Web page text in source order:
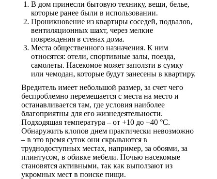
В дом принесли бытовую технику, вещи, белье,
которые ранее были в использовании.
Проникновение из квартиры соседей, подвалов,
вентиляционных шахт, через мелкие
повреждения в стенах дома.
Места общественного назначения. К ним
относятся: отели, спортивные залы, поезда,
самолеты. Насекомое может заползти в сумку
или чемодан, которые будут занесены в квартиру.
Вредитель имеет небольшой размер, за счет чего
беспроблемно перемещается с места на место и
останавливается там, где условия наиболее
благоприятны для его жизнедеятельности.
Подходящая температура – от +10 до +40 °С.
Обнаружить клопов днем практически невозможно
– в это время суток они скрываются в
труднодоступных местах, например, за обоями, за
плинтусом, в обивке мебели. Ночью насекомые
становятся активными, так как выползают из
укромных мест в поиске пищи.